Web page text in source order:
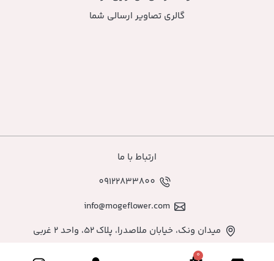
گالری تصاویر ارسالی شما
ارتباط با ما
09122833800
info@mogeflower.com
میدان ونک، خیابان ملاصدرا، پلاک ۵۲، واحد ۲ غربی
0